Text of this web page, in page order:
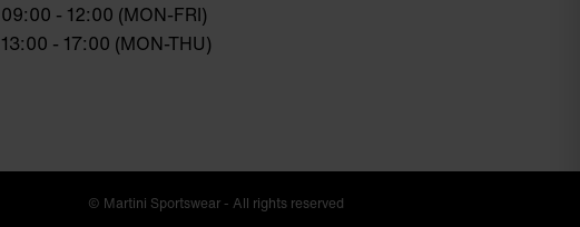
09:00 - 12:00 (MON-FRI)
13:00 - 17:00 (MON-THU)
© Martini Sportswear - All rights reserved